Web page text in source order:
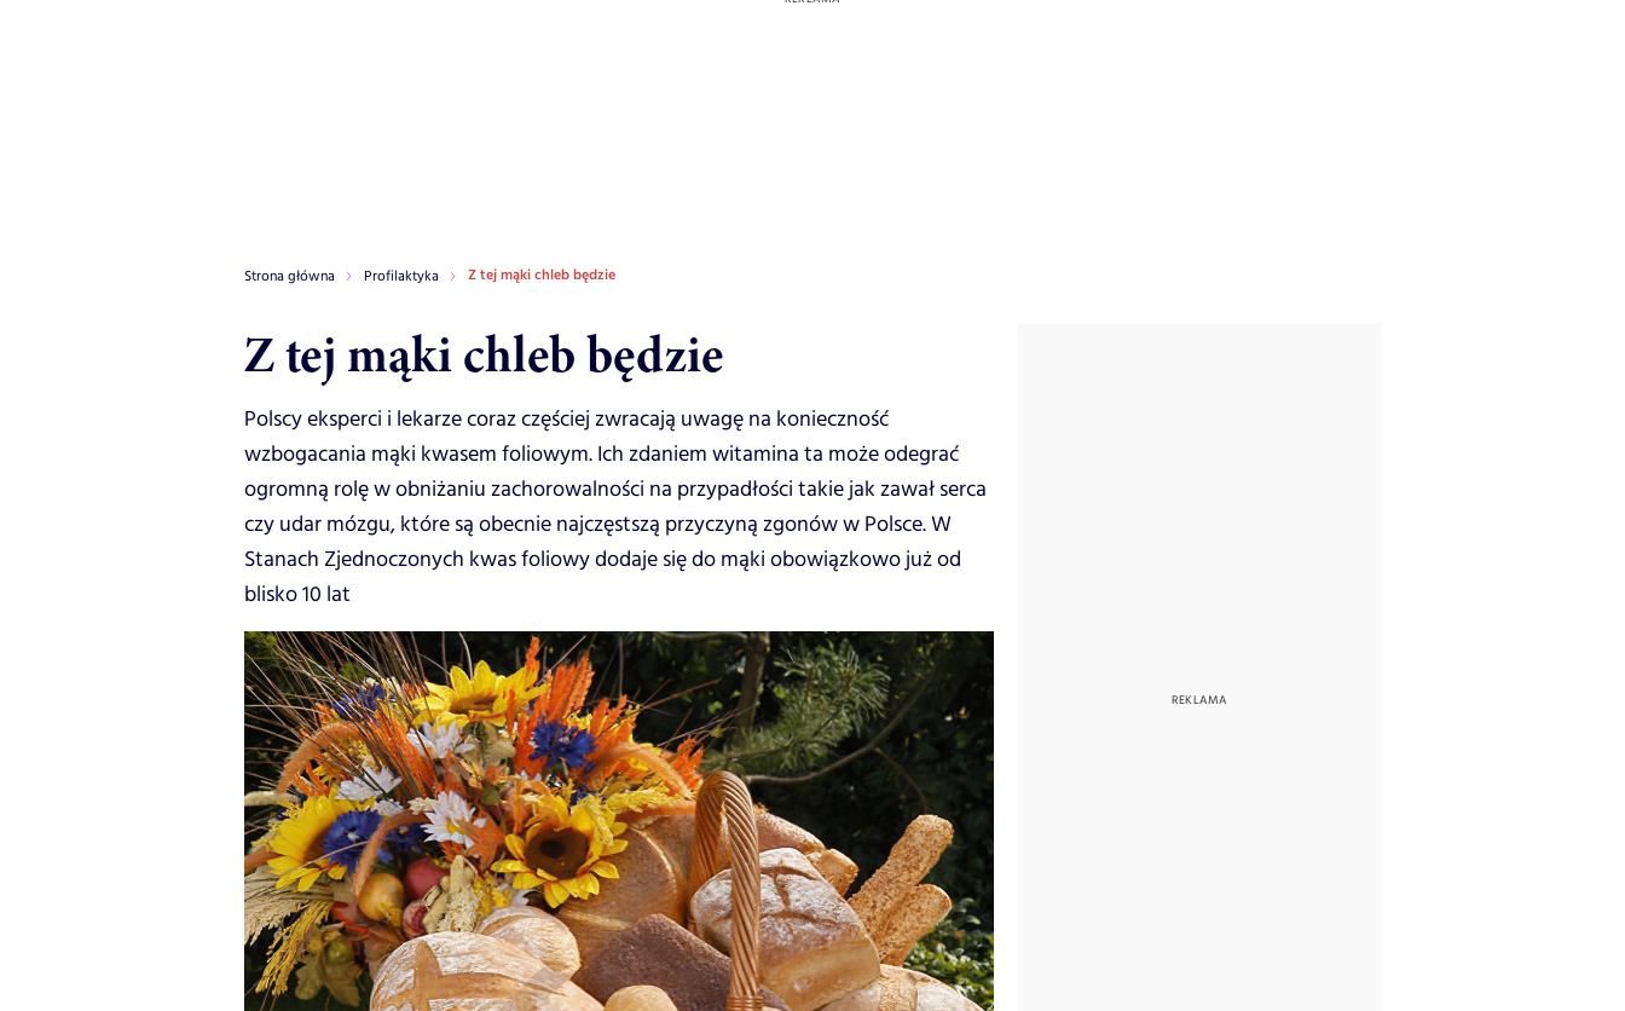
Strona główna Profilaktyka Z tej mąki chleb będzie
Z tej mąki chleb będzie
Polscy eksperci i lekarze coraz częściej zwracają uwagę na konieczność
wzbogacania mąki kwasem foliowym. Ich zdaniem witamina ta może odegrać
ogromną rolę w obniżaniu zachorowalności na przypadłości takie jak zawał serca
czy udar mózgu, które są obecnie najczęstszą przyczyną zgonów w Polsce. W
Stanach Zjednoczonych kwas foliowy dodaje się do mąki obowiązkowo już od
blisko 10 lat